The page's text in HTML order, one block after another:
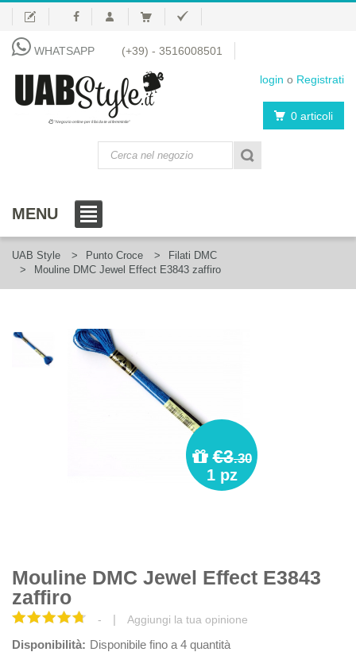
WHATSAPP (+39) - 3516008501
login o Registrati
"Negozio online per il fai da te al femminile" 0 articoli
MENU
UAB Style Punto Croce
Filati DMC
Mouline DMC Jewel Effect E3843 zaffiro
€3.30
1 pz
Mouline DMC Jewel Effect E3843
zaffiro
- | Aggiungi la tua opinione
Disponibilità: Disponibile fino a 4 quantità